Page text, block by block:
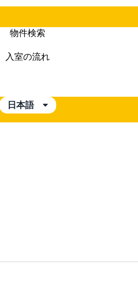
物件検索
入室の流れ
日本語